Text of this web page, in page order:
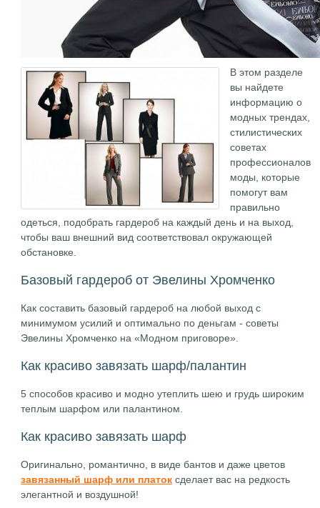
В этом разделе
вы найдете
информацию о
модных трендах,
стилистических
советах
профессионалов
моды, которые
помогут вам
правильно
одеться, подобрать гардероб на каждый день и на выход,
чтобы ваш внешний вид соответствовал окружающей
обстановке.
Базовый гардероб от Эвелины Хромченко
Как составить базовый гардероб на любой выход с
минимумом усилий и оптимально по деньгам - советы
Эвелины Хромченко на «Модном приговоре».
Как красиво завязать шарф/палантин
5 способов красиво и модно утеплить шею и грудь широким
теплым шарфом или палантином.
Как красиво завязать шарф
Оригинально, романтично, в виде бантов и даже цветов
завязанный шарф или платок сделает вас на редкость
элегантной и воздушной!